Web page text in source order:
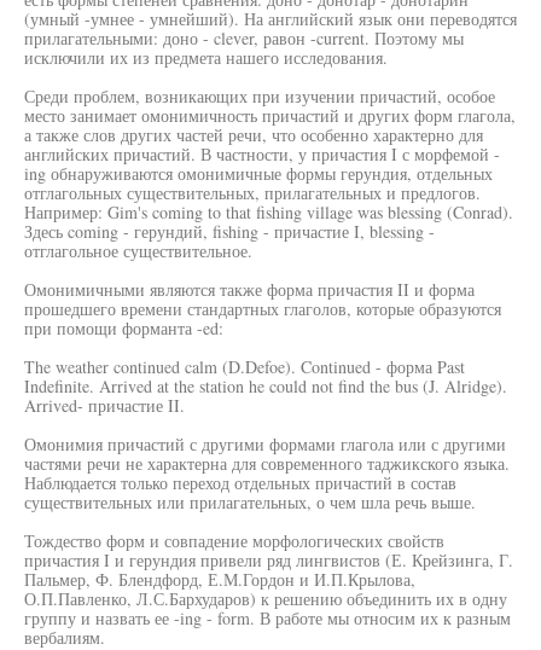
(умный -умнее - умнейший). На английский язык они переводятся
прилагательными: доно - clever, равон -current. Поэтому мы
исключили их из предмета нашего исследования.
Среди проблем, возникающих при изучении причастий, особое
место занимает омонимичность причастий и других форм глагола,
а также слов других частей речи, что особенно характерно для
английских причастий. В частности, у причастия I с морфемой -
ing обнаруживаются омонимичные формы герундия, отдельных
отглагольных существительных, прилагательных и предлогов.
Например: Gim's coming to that fishing village was blessing (Conrad).
Здесь coming - герундий, fishing - причастие I, blessing -
отглагольное существительное.
Омонимичными являются также форма причастия II и форма
прошедшего времени стандартных глаголов, которые образуются
при помощи форманта -ed:
The weather continued calm (D.Defoe). Continued - форма Past
Indefinite. Arrived at the station he could not find the bus (J. Alridge).
Arrived- причастие II.
Омонимия причастий с другими формами глагола или с другими
частями речи не характерна для современного таджикского языка.
Наблюдается только переход отдельных причастий в состав
существительных или прилагательных, о чем шла речь выше.
Тождество форм и совпадение морфологических свойств
причастия I и герундия привели ряд лингвистов (Е. Крейзинга, Г.
Пальмер, Ф. Блендфорд, Е.М.Гордон и И.П.Крылова,
О.П.Павленко, Л.С.Бархударов) к решению объединить их в одну
группу и назвать ее -ing - form. В работе мы относим их к разным
вербалиям.